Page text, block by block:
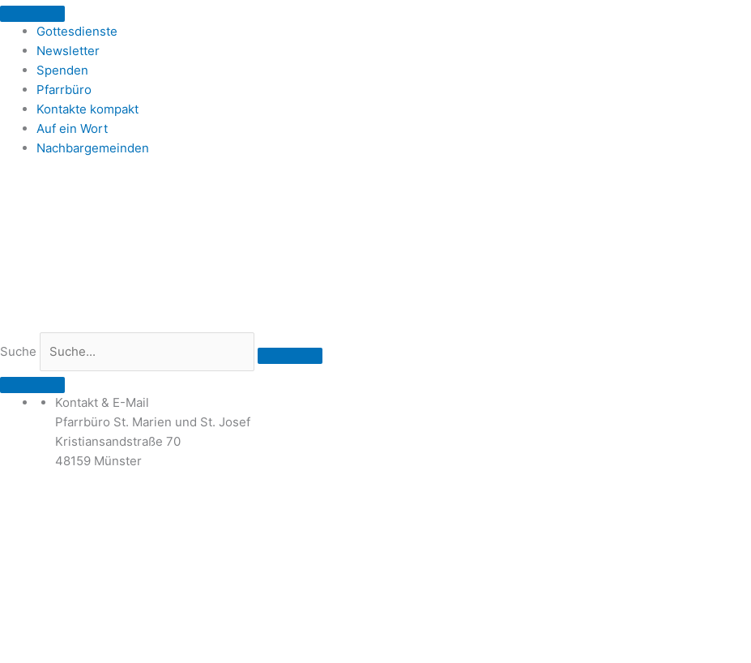
Zum
Inhalt
springen
Gottesdienste
Newsletter
Spenden
Pfarrbüro
Kontakte kompakt
Auf ein Wort
Nachbargemeinden
Suche
Kontakt & E-Mail
Pfarrbüro St. Marien und St. Josef
Kristiansandstraße 70
48159 Münster